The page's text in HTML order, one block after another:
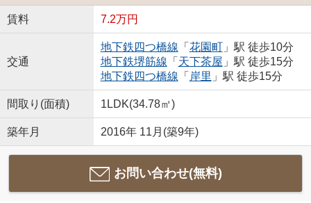
賃料 7.2万円
交通
地下鉄四つ橋線 「 花園町」駅 徒歩10分
地下鉄堺筋線 「 天下茶屋 」駅 徒歩15分
地下鉄四つ橋線 「 岸里 」駅 徒歩15分
間取り(面積) 1LDK(34.78㎡)
築年月 2016年 11月(築9年)
お問い合わせ(無料)